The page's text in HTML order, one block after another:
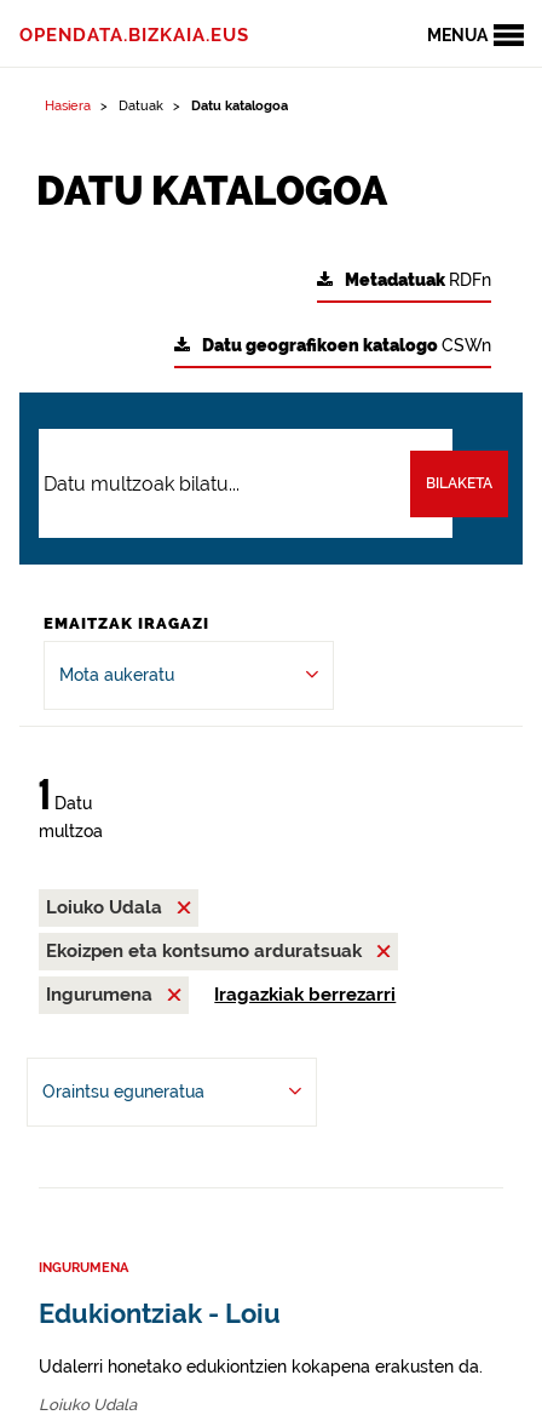
MENUA
OPENDATA.BIZKAIA.EUS
Hasiera Datuak Datu katalogoa
DATU KATALOGOA
Metadatuak RDFn
Datu geografikoen katalogoCSWn
BILAKETA
EMAITZAK IRAGAZI
Mota aukeratu
1 Datu
multzoa
Loiuko Udala
Ekoizpen eta kontsumo arduratsuak
Ingurumena
Iragazkiak berrezarri
Oraintsu eguneratua
INGURUMENA
Edukiontziak - Loiu
Udalerri honetako edukiontzien kokapena erakusten da.
Loiuko Udala